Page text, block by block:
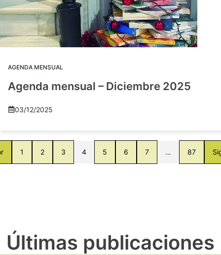
AGENDA MENSUAL
Agenda mensual – Diciembre 2025
03/12/2025
1 2 3 4 5 6 7 … 87
Últimas publicaciones